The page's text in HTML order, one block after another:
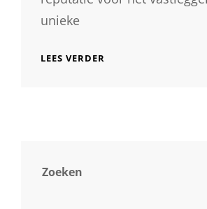
unieke
LEES VERDER
Zoeken